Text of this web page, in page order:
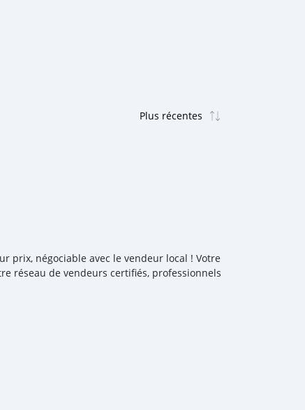
prix, négociable avec le vendeur local ! Votre
réseau de vendeurs certifiés, professionnels